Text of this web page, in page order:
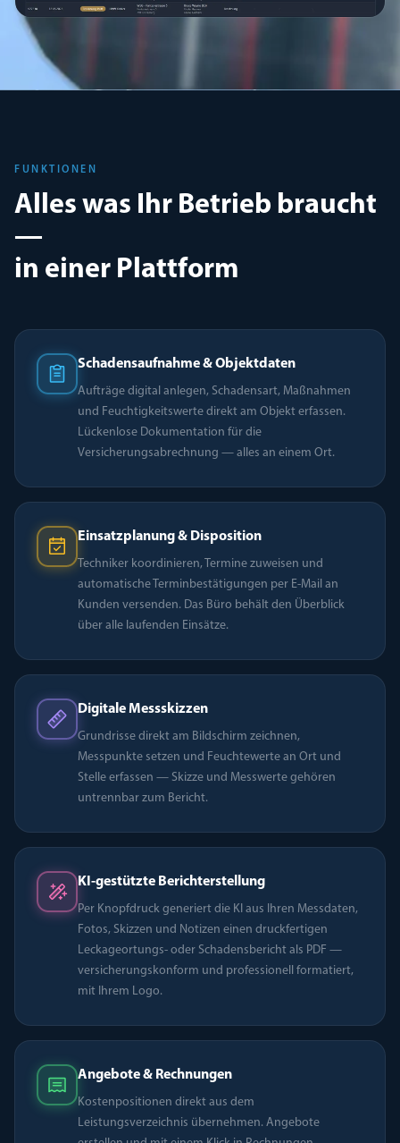
FUNKTIONEN
Alles was Ihr Betrieb braucht
—
in einer Plattform
Schadensaufnahme & Objektdaten
Aufträge digital anlegen, Schadensart, Maßnahmen
und Feuchtigkeitswerte direkt am Objekt erfassen.
Lückenlose Dokumentation für die
Versicherungsabrechnung — alles an einem Ort.
Einsatzplanung & Disposition
Techniker koordinieren, Termine zuweisen und
automatische Terminbestätigungen per E-Mail an
Kunden versenden. Das Büro behält den Überblick
über alle laufenden Einsätze.
Digitale Messskizzen
Grundrisse direkt am Bildschirm zeichnen,
Messpunkte setzen und Feuchtewerte an Ort und
Stelle erfassen — Skizze und Messwerte gehören
untrennbar zum Bericht.
KI-gestützte Berichterstellung
Per Knopfdruck generiert die KI aus Ihren Messdaten,
Fotos, Skizzen und Notizen einen druckfertigen
Leckageortungs- oder Schadensbericht als PDF —
versicherungskonform und professionell formatiert,
mit Ihrem Logo.
Angebote & Rechnungen
Kostenpositionen direkt aus dem
Leistungsverzeichnis übernehmen. Angebote